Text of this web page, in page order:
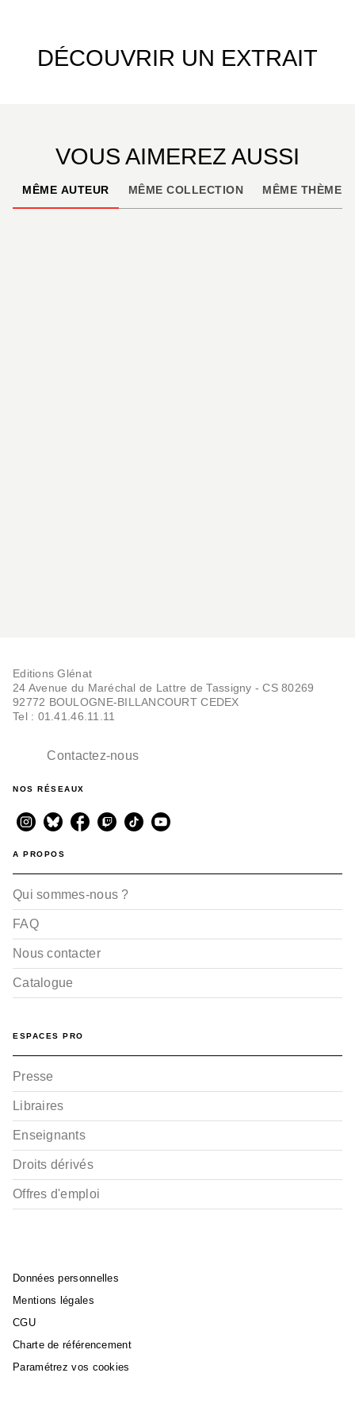
DÉCOUVRIR UN EXTRAIT
VOUS AIMEREZ AUSSI
MÊME AUTEUR MÊME COLLECTION MÊME THÈME
Editions Glénat
24 Avenue du Maréchal de Lattre de Tassigny - CS 80269
92772 BOULOGNE-BILLANCOURT CEDEX
Tel : 01.41.46.11.11
Contactez-nous
NOS RÉSEAUX
A PROPOS
Qui sommes-nous ?
FAQ
Nous contacter
Catalogue
ESPACES PRO
Presse
Libraires
Enseignants
Droits dérivés
Offres d'emploi
Données personnelles
Mentions légales
CGU
Charte de référencement
Paramétrez vos cookies